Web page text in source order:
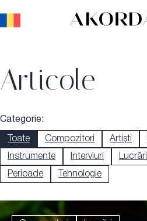
Articole
Știri
Evenimente
Articole
Categorie:
Toate Compozitori Artiști
Instrumente Interviuri Lucrări
Perioade Tehnologie